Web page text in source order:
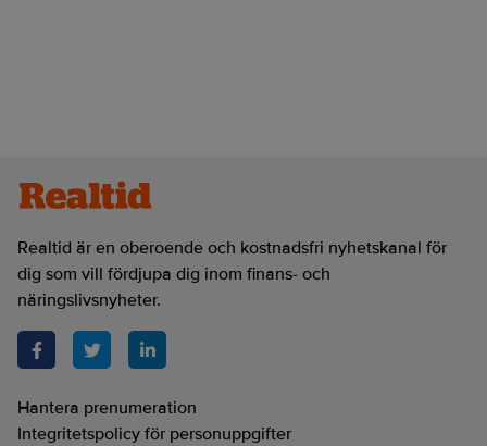
Realtid är en oberoende och kostnadsfri nyhetskanal för
dig som vill fördjupa dig inom finans- och
näringslivsnyheter.
Hantera prenumeration
Integritetspolicy för personuppgifter